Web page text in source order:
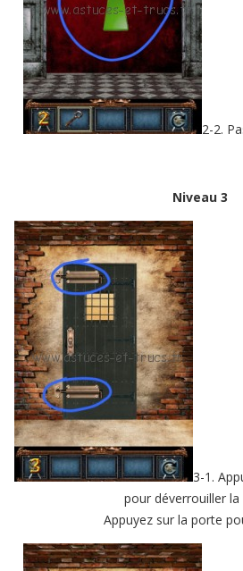
2-2.
Niveau 3
3-1.
pour déverrouiller la
Appuyez sur la porte